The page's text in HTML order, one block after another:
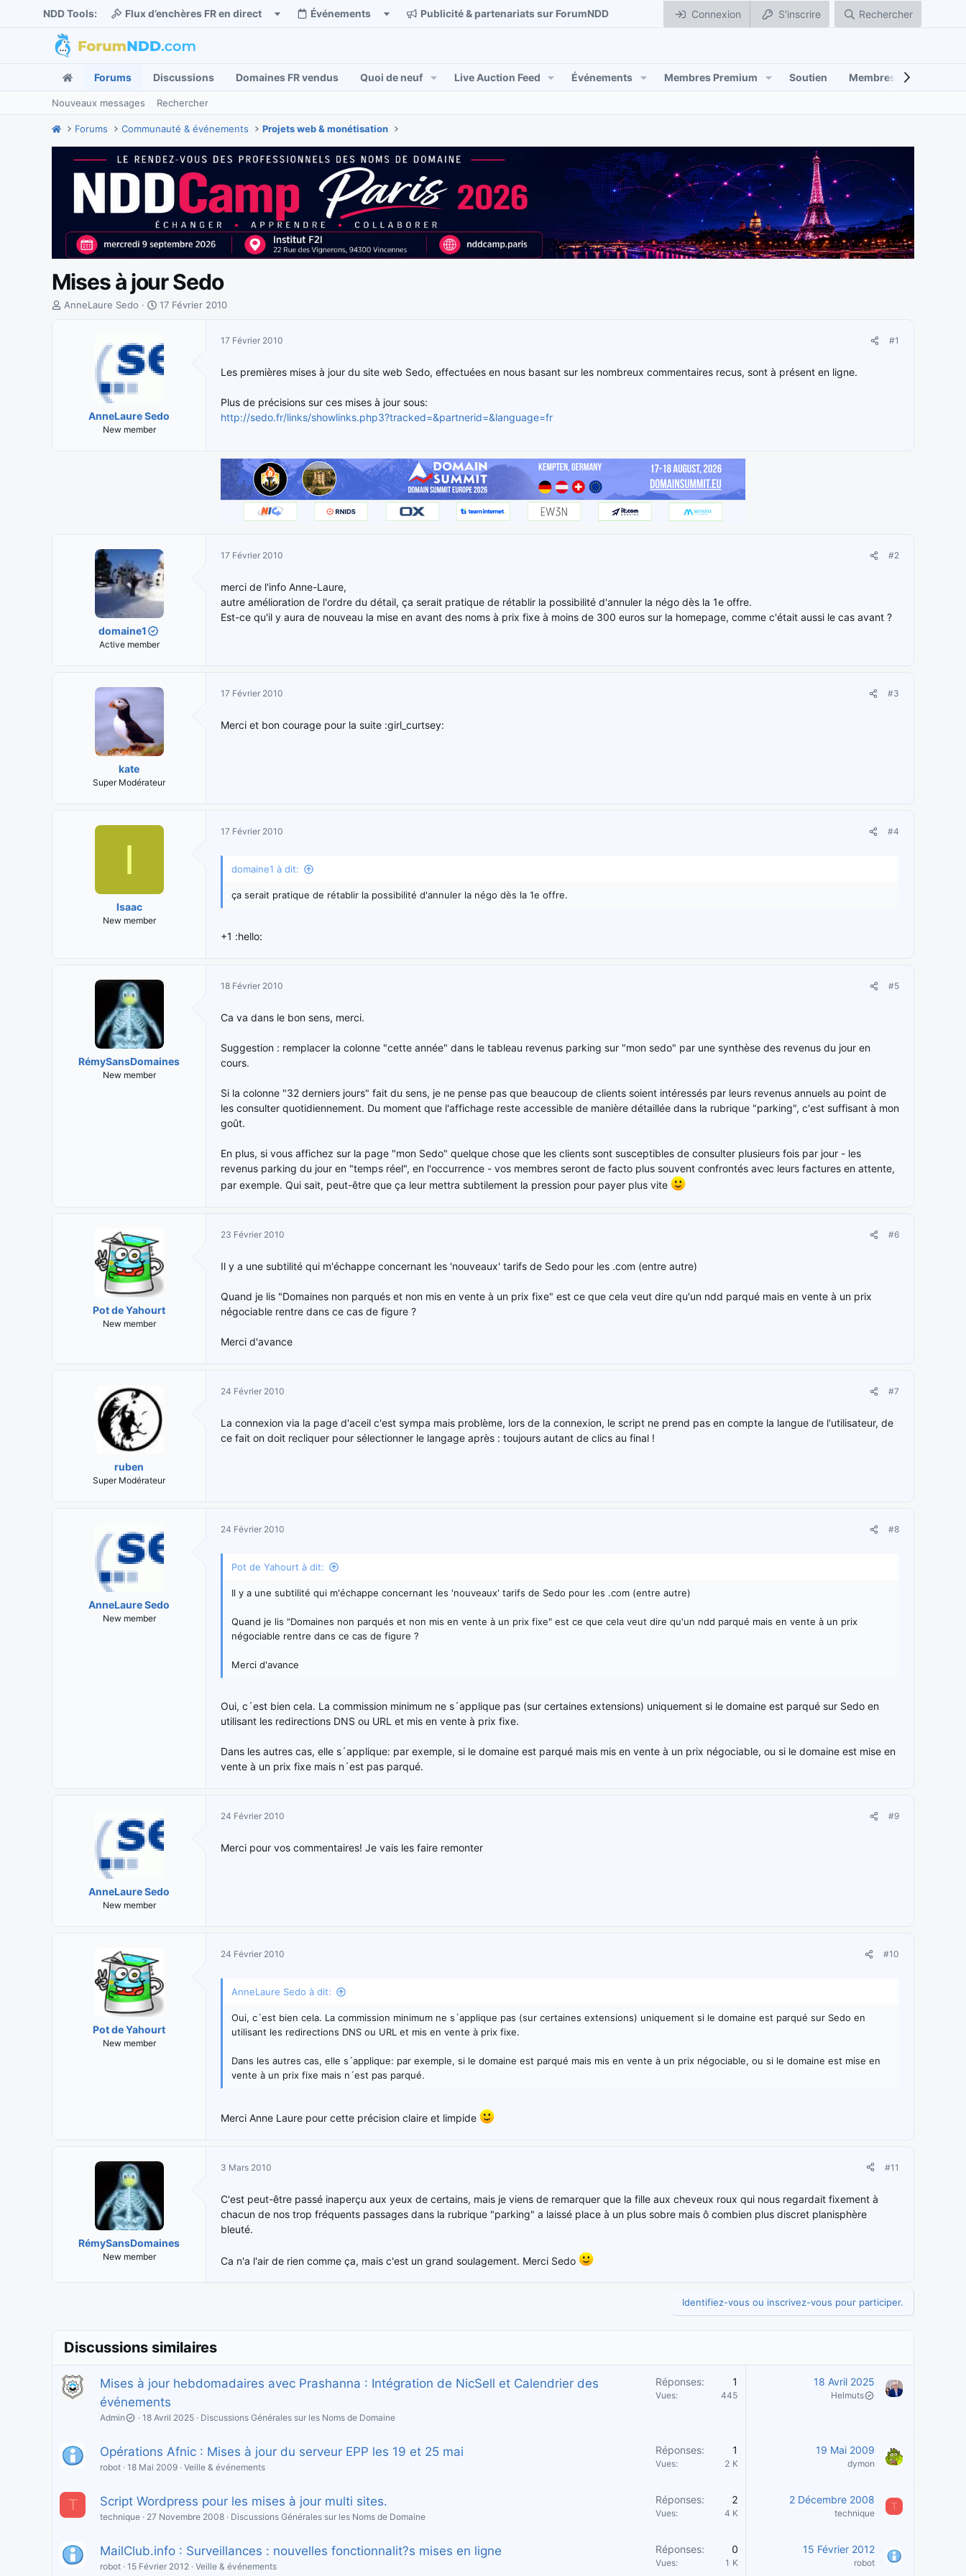
NDD Tools: Flux d’enchères FR en direct Événements Publicité & partenariats sur ForumNDD Connexion S'inscrire Rechercher
Forums Discussions Domaines FR vendus Quoi de neuf Live Auction Feed Événements Membres Premium Soutien Membres
Nouveaux messages Rechercher
Forums Communauté & événements Projets web & monétisation
Mises à jour Sedo
IAnneLaure Sedo
D
e
d
e
b
17 Février 2010
AnneLaure Sedo
New member
17 Février 2010 #1
Les premières mises à jour du site web Sedo, effectuées en nous basant sur les nombreux commentaires recus, sont à présent en ligne.
Plus de précisions sur ces mises à jour sous:
http://sedo.fr/links/showlinks.php3?tracked=&partnerid=&language=fr
domaine1
Active member
17 Février 2010 #2
merci de l'info Anne-Laure,
autre amélioration de l'ordre du détail, ça serait pratique de rétablir la possibilité d'annuler la négo dès la 1e offre.
Est-ce qu'il y aura de nouveau la mise en avant des noms à prix fixe à moins de 300 euros sur la homepage, comme c'était aussi le cas avant ?
kate
Super Modérateur
17 Février 2010 #3
Merci et bon courage pour la suite :girl_curtsey:
I
Isaac
New member
17 Février 2010 #4
domaine1 à dit:
ça serait pratique de rétablir la possibilité d'annuler la négo dès la 1e offre.
+1 :hello:
RémySansDomaines
New member
18 Février 2010 #5
Ca va dans le bon sens, merci.
Suggestion : remplacer la colonne "cette année" dans le tableau revenus parking sur "mon sedo" par une synthèse des revenus du jour en
cours.
Si la colonne "32 derniers jours" fait du sens, je ne pense pas que beaucoup de clients soient intéressés par leurs revenus annuels au point de
les consulter quotidiennement. Du moment que l'affichage reste accessible de manière détaillée dans la rubrique "parking", c'est suffisant à mon
goût.
En plus, si vous affichez sur la page "mon Sedo" quelque chose que les clients sont susceptibles de consulter plusieurs fois par jour - les
revenus parking du jour en "temps réel", en l'occurrence - vos membres seront de facto plus souvent confrontés avec leurs factures en attente,
par exemple. Qui sait, peut-être que ça leur mettra subtilement la pression pour payer plus vite
Pot de Yahourt
New member
23 Février 2010 #6
Il y a une subtilité qui m'échappe concernant les 'nouveaux' tarifs de Sedo pour les .com (entre autre)
Quand je lis "Domaines non parqués et non mis en vente à un prix fixe" est ce que cela veut dire qu'un ndd parqué mais en vente à un prix
négociable rentre dans ce cas de figure ?
Merci d'avance
ruben
Super Modérateur
24 Février 2010 #7
La connexion via la page d'aceil c'est sympa mais problème, lors de la connexion, le script ne prend pas en compte la langue de l'utilisateur, de
ce fait on doit recliquer pour sélectionner le langage après : toujours autant de clics au final !
AnneLaure Sedo
New member
24 Février 2010 #8
Pot de Yahourt à dit:
Il y a une subtilité qui m'échappe concernant les 'nouveaux' tarifs de Sedo pour les .com (entre autre)
Quand je lis "Domaines non parqués et non mis en vente à un prix fixe" est ce que cela veut dire qu'un ndd parqué mais en vente à un prix
négociable rentre dans ce cas de figure ?
Merci d'avance
Oui, c´est bien cela. La commission minimum ne s´applique pas (sur certaines extensions) uniquement si le domaine est parqué sur Sedo en
utilisant les redirections DNS ou URL et mis en vente à prix fixe.
Dans les autres cas, elle s´applique: par exemple, si le domaine est parqué mais mis en vente à un prix négociable, ou si le domaine est mise en
vente à un prix fixe mais n´est pas parqué.
AnneLaure Sedo
New member
24 Février 2010 #9
Merci pour vos commentaires! Je vais les faire remonter
Pot de Yahourt
New member
24 Février 2010 #10
AnneLaure Sedo à dit:
Oui, c´est bien cela. La commission minimum ne s´applique pas (sur certaines extensions) uniquement si le domaine est parqué sur Sedo en
utilisant les redirections DNS ou URL et mis en vente à prix fixe.
Dans les autres cas, elle s´applique: par exemple, si le domaine est parqué mais mis en vente à un prix négociable, ou si le domaine est mise en
vente à un prix fixe mais n´est pas parqué.
Merci Anne Laure pour cette précision claire et limpide
RémySansDomaines
New member
3 Mars 2010 #11
C'est peut-être passé inaperçu aux yeux de certains, mais je viens de remarquer que la fille aux cheveux roux qui nous regardait fixement à
chacun de nos trop fréquents passages dans la rubrique "parking" a laissé place à un plus sobre mais ô combien plus discret planisphère
bleuté.
Ca n'a l'air de rien comme ça, mais c'est un grand soulagement. Merci Sedo
Identifiez-vous ou inscrivez-vous pour participer.
Discussions similaires
Mises à jour hebdomadaires avec Prashanna : Intégration de NicSell et Calendrier des
événements
Admin 18 Avril 2025 Discussions Générales sur les Noms de Domaine
Réponses 1
Vues 445
18 Avril 2025
Helmuts
Opérations Afnic : Mises à jour du serveur EPP les 19 et 25 mai
robot 18 Mai 2009 Veille & événements
Réponses 1
Vues 2 K
19 Mai 2009
dymon
T Script Wordpress pour les mises à jour multi sites.
technique 27 Novembre 2008 Discussions Générales sur les Noms de Domaine
Réponses 2
Vues 4 K
2 Décembre 2008
technique
T
MailClub.info : Surveillances : nouvelles fonctionnalit?s mises en ligne
robot 15 Février 2012 Veille & événements
Réponses 0
Vues 1 K
15 Février 2012
robot